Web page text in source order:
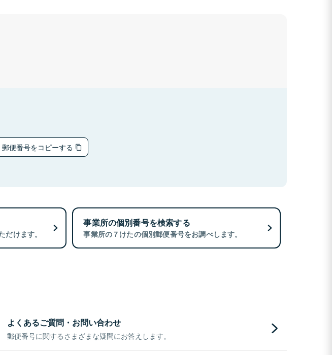
郵便番号をコピーする
けます。
事業所の個別番号を検索する
事業所の７けたの個別郵便番号をお調べします。
よくあるご質問・お問い合わせ
郵便番号に関するさまざまな疑問にお答えします。